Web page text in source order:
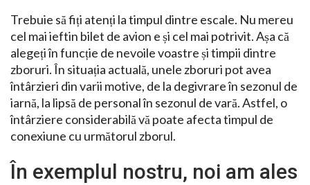
Trebuie să fiți atenți la timpul dintre escale. Nu mereu
cel mai ieftin bilet de avion e și cel mai potrivit. Așa că
alegeți în funcție de nevoile voastre și timpii dintre
zboruri. În situația actuală, unele zboruri pot avea
întârzieri din varii motive, de la degivrare în sezonul de
iarnă, la lipsă de personal în sezonul de vară. Astfel, o
întârziere considerabilă vă poate afecta timpul de
conexiune cu următorul zborul.
În exemplul nostru, noi am ales